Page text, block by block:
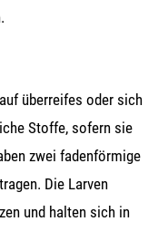
über­rei­fes oder sich
Stof­fe, sofern sie
zwei faden­för­mi­ge
Die Lar­ven
und hal­ten sich in